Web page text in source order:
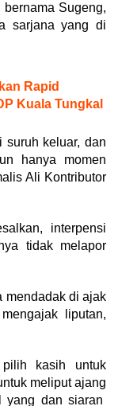
bernama Sugeng,
sarjana yang di
Rapid
Kuala Tungkal
suruh keluar, dan
hanya momen
Ali Kontributor
interpensi
tidak melapor
mendadak di ajak
liputan,
kasih untuk
meliput ajang
yang dan siaran